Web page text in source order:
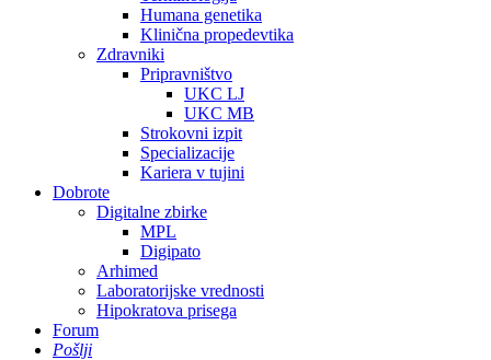
Humana genetika
Klinična propedevtika
Zdravniki
Pripravništvo
UKC LJ
UKC MB
Strokovni izpit
Specializacije
Kariera v tujini
Dobrote
Digitalne zbirke
MPL
Digipato
Arhimed
Laboratorijske vrednosti
Hipokratova prisega
Forum
Pošlji